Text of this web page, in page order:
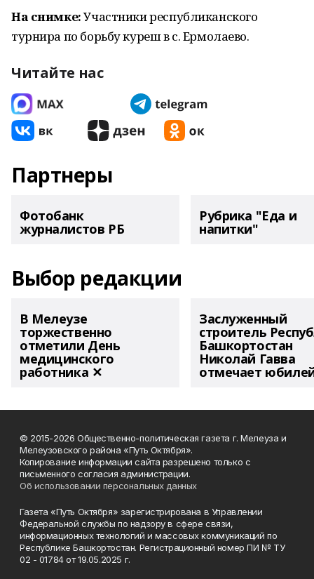
На снимке:Участники республиканского
турнира по борьбу куреш в с. Ермолаево.
Читайте нас
Партнеры
Фотобанк
журналистов РБ
Рубрика "Еда и
напитки"
Выбор редакции
В Мелеузе
торжественно
отметили День
медицинского
работника ✕
Заслуженный
строитель
Башкортостан
Николай Гавва
отмечает
© 2015-2026 Общественно-политическая газета г. Мелеуза и
Мелеузовского района «Путь Октября».
Копирование информации сайта разрешено только с
письменного согласия администрации.
Об использовании персональных данных
Газета «Путь Октября» зарегистрирована в Управлении
Федеральной службы по надзору в сфере связи,
информационных технологий и массовых коммуникаций по
Республике Башкортостан. Регистрационный номер ПИ № ТУ
02 - 01784 от 19.05.2025 г.